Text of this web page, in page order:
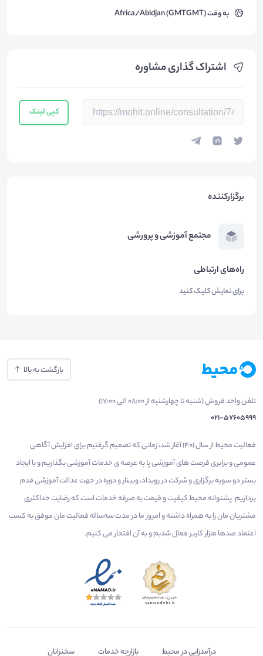
به وقتAfrica/Abidjan (GMTGMT)
اشتراک گذاری مشاوره
کپی لینک
برگزارکننده
مجتمع آموزشی و پرورشی
راه‌های ارتباطی
برای نمایش کلیک کنید
بازگشت به بالا
تلفن واحد فروش (شنبه تا چهارشنبه از 08:00 الی 17:00)
021-57605999
فعالیت محیط از سال 1401 آغاز شد، زمانی که تصمیم گرفتیم برای افزایش آگاهی
عمومی و برابری فرصت های آموزشی پا به عرصه ی خدمات آموزشی بگذاریم و با ایجاد
بستر دو سویه برگزاری و شرکت در رویداد، وبینار و دوره در جهت عدالت آموزشی قدم
برداریم. پشتوانه محیط کیفیت و قیمت به صرفه خدمات است که رضایت حداکثری
مشتریان مان را به همراه داشته و امروز ما در مدت سه‌ساله فعالیت مان موفق به کسب
اعتماد صدها هزار کاربر فعال شدیم و به آن افتخار می‌ کنیم.
درآمدزایی در محیط بازارچه خدمات سخنرانان